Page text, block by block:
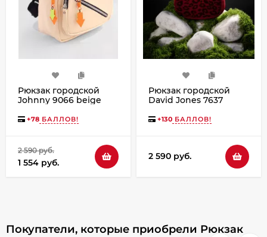
Рюкзак городской
Johnny 9066 beige
+78 БАЛЛОВ!
2 590 руб.
1 554 руб.
Рюкзак городской
David Jones 7637
+130 БАЛЛОВ!
2 590 руб.
Покупатели, которые приобрели Рюкзак